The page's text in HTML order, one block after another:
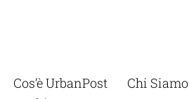
Cos’è UrbanPost Chi Siamo